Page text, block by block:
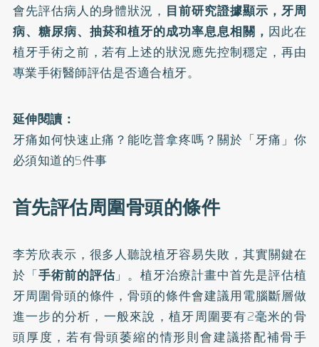
會先評估病人的身體狀況， 目前研究證據顯示， 牙周
病、 糖尿病、抽菸和植牙的成功率息息相關， 因此在
植牙手術之前，若有上述的狀況應先控制穩定，再由
專業手術醫師評估是否適合植牙。
延伸閱讀：
牙痛如何快速止痛？能吃普拿疼嗎？關於「牙痛」你
必須知道的5件事
首先評估周圍骨頭的條件
李芳欣表示，很多人聽說植牙容易失敗，其實關鍵在
於「手術前的評估」。植牙治療計畫中首先是評估植
牙周圍骨頭的條件，骨頭的條件會建議用電腦斷層做
進一步的分析，一般來說，植牙周圍要有2毫米的骨
頭厚度，若有骨頭萎縮的情形則會建議搭配補骨手